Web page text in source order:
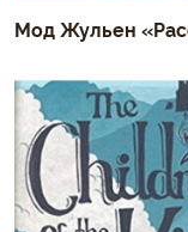
Мод Жульен